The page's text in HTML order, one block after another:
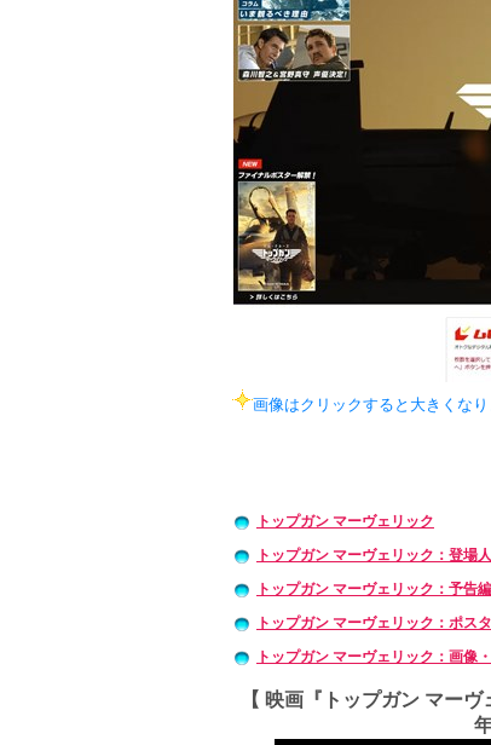
画像はクリックすると大きくなり
トップガン マーヴェリック
トップガン マーヴェリック：登場
トップガン マーヴェリック：予告
トップガン マーヴェリック：ポス
トップガン マーヴェリック：画像
【 映画『トップガン マー